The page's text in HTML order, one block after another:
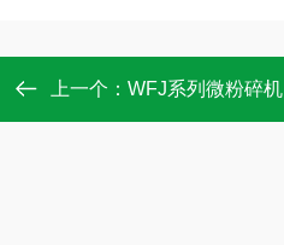
上一个： WFJ系列微粉碎机